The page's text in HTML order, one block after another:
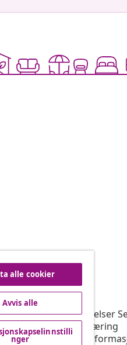
vidaXL
Om vidaXL
Vilkår og betingelser
Personvernerklæring
Erklæring om
alle cookier
Avvis alle
nger